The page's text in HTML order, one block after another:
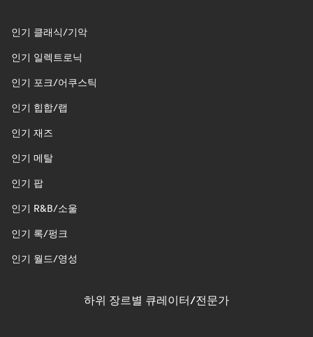
인기 클래식/기악
인기 일렉트로닉
인기 포크/어쿠스틱
인기 힙합/랩
인기 재즈
인기 메탈
인기 팝
인기 R&B/소울
인기 록/펑크
인기 월드/영성
하위 장르별 큐레이터/전문가